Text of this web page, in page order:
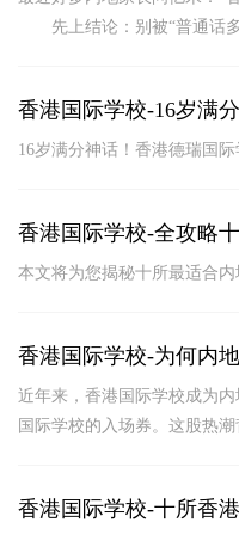
先上结论：别被“普通话多
香港国际学校-16岁满
16岁满分神话！香港德瑞国
香港国际学校-全攻略
本文将为您揭秘十所最适合
香港国际学校-为何内
近年来，香港国际学校成为
国际学校的入场券。这股热
香港国际学校-十所香